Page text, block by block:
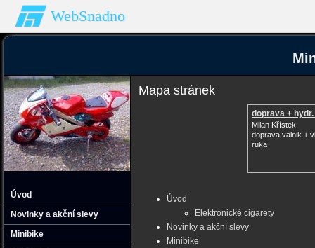
WebSnadno
Úvod
Novinky a akční slevy
Minibike
Mapa stránek
doprava +
Milan Křístek
doprava valnik +
ruka
Úvod
Elektronické cigarety
Novinky a akční slevy
Minibike